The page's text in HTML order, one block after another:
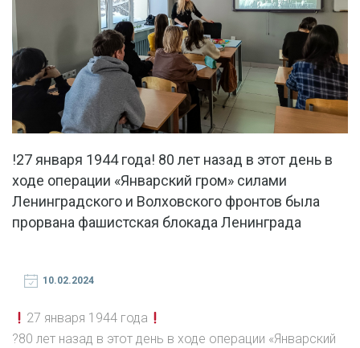
!27 января 1944 года! 80 лет назад в этот день в
ходе операции «Январский гром» силами
Ленинградского и Волховского фронтов была
прорвана фашистская блокада Ленинграда
10.02.2024
27 января 1944 года
?80 лет назад в этот день в ходе операции «Январский